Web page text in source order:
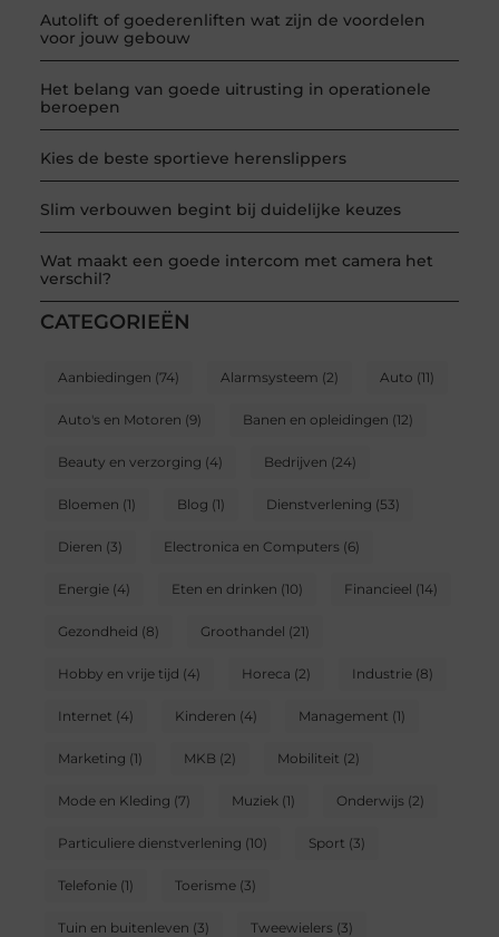
Autolift of goederenliften wat zijn de voordelen
voor jouw gebouw
Het belang van goede uitrusting in operationele
beroepen
Kies de beste sportieve herenslippers
Slim verbouwen begint bij duidelijke keuzes
Wat maakt een goede intercom met camera het
verschil?
CATEGORIEËN
Aanbiedingen (74) Alarmsysteem (2) Auto (11)
Auto's en Motoren (9) Banen en opleidingen (12)
Beauty en verzorging (4) Bedrijven (24)
Bloemen (1) Blog (1) Dienstverlening (53)
Dieren (3) Electronica en Computers(6)
Energie(4) Eten en drinken (10) Financieel (14)
Gezondheid (8) Groothandel (21)
Hobby en vrije tijd (4) Horeca (2) Industrie(8)
Internet (4) Kinderen (4) Management (1)
Marketing (1) MKB (2) Mobiliteit (2)
Mode en Kleding (7) Muziek (1) Onderwijs(2)
Particuliere dienstverlening (10) Sport (3)
Telefonie(1) Toerisme(3)
Tuin en buitenleven (3) Tweewielers(3)